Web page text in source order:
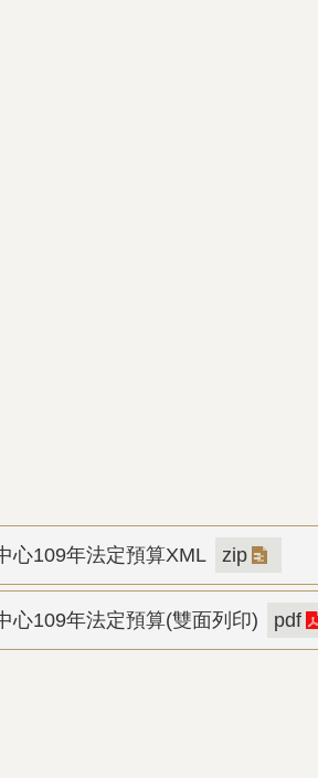
心109年法定預算XML zip
心109年法定預算(雙面列印) pdf